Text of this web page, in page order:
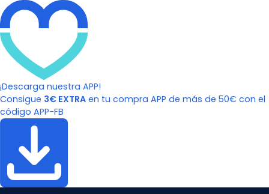
¡Descarga nuestra APP!
Consigue 3€ EXTRA en tu compra APP de más de 50€ con el
código APP-FB